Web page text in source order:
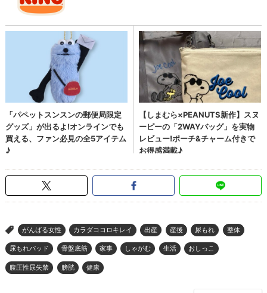
> がんばる女性 カラダココロキレイ 出産 産後 尿もれ 整体
尿もれパッド 骨盤底筋 家事 しゃがむ 生活 おしっこ
腹圧性尿失禁 膀胱 健康